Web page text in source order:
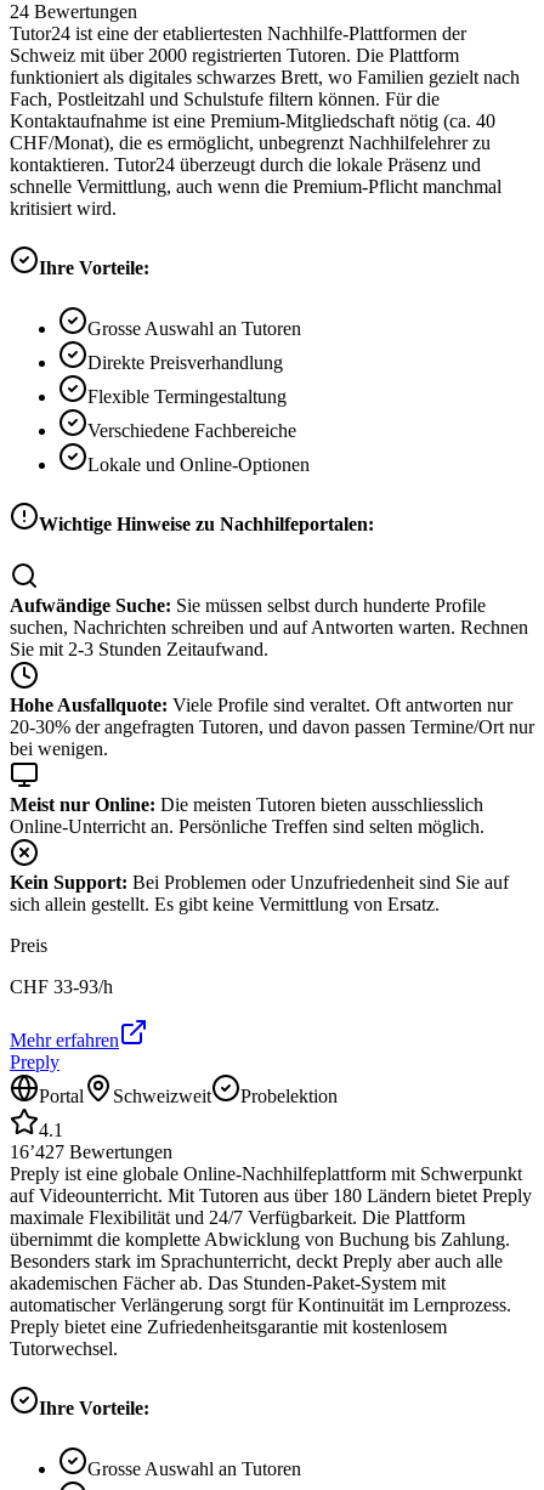
24 Bewertungen
Tutor24 ist eine der etabliertesten Nachhilfe-Plattformen der
Schweiz mit über 2000 registrierten Tutoren. Die Plattform
funktioniert als digitales schwarzes Brett, wo Familien gezielt nach
Fach, Postleitzahl und Schulstufe filtern können. Für die
Kontaktaufnahme ist eine Premium-Mitgliedschaft nötig (ca. 40
CHF/Monat), die es ermöglicht, unbegrenzt Nachhilfelehrer zu
kontaktieren. Tutor24 überzeugt durch die lokale Präsenz und
schnelle Vermittlung, auch wenn die Premium-Pflicht manchmal
kritisiert wird.
Ihre Vorteile:
Grosse Auswahl an Tutoren
Direkte Preisverhandlung
Flexible Termingestaltung
Verschiedene Fachbereiche
Lokale und Online-Optionen
Wichtige Hinweise zu Nachhilfeportalen:
Aufwändige Suche: Sie müssen selbst durch hunderte Profile
suchen, Nachrichten schreiben und auf Antworten warten. Rechnen
Sie mit 2-3 Stunden Zeitaufwand.
Hohe Ausfallquote: Viele Profile sind veraltet. Oft antworten nur
20-30% der angefragten Tutoren, und davon passen Termine/Ort nur
bei wenigen.
Meist nur Online: Die meisten Tutoren bieten ausschliesslich
Online-Unterricht an. Persönliche Treffen sind selten möglich.
Kein Support: Bei Problemen oder Unzufriedenheit sind Sie auf
sich allein gestellt. Es gibt keine Vermittlung von Ersatz.
Preis
CHF 33-93/h
Mehr erfahren
Preply
Portal
Schweizweit
Probelektion
4.1
16’427 Bewertungen
Preply ist eine globale Online-Nachhilfeplattform mit Schwerpunkt
auf Videounterricht. Mit Tutoren aus über 180 Ländern bietet Preply
maximale Flexibilität und 24/7 Verfügbarkeit. Die Plattform
übernimmt die komplette Abwicklung von Buchung bis Zahlung.
Besonders stark im Sprachunterricht, deckt Preply aber auch alle
akademischen Fächer ab. Das Stunden-Paket-System mit
automatischer Verlängerung sorgt für Kontinuität im Lernprozess.
Preply bietet eine Zufriedenheitsgarantie mit kostenlosem
Tutorwechsel.
Ihre Vorteile:
Grosse Auswahl an Tutoren